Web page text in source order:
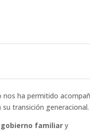
nos ha permitido
transición generacional.
gobierno familiary